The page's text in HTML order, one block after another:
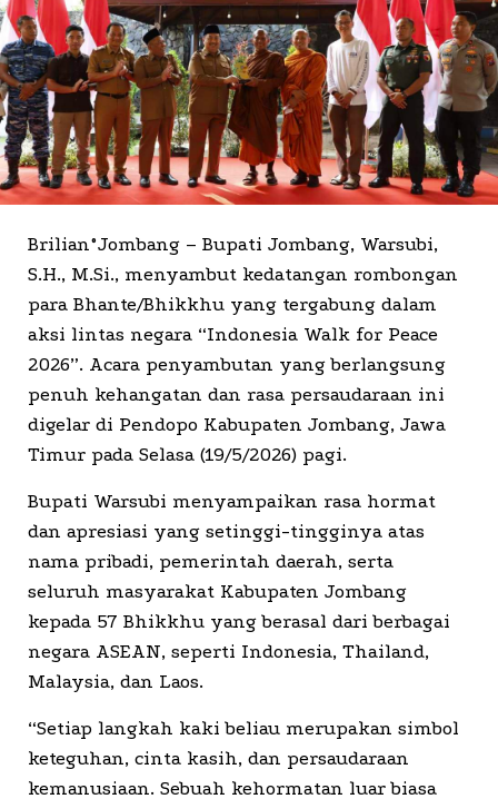
Brilian°Jombang – Bupati Jombang, Warsubi,
S.H., M.Si., menyambut kedatangan rombongan
para Bhante/Bhikkhu yang tergabung dalam
aksi lintas negara “Indonesia Walk for Peace
2026”. Acara penyambutan yang berlangsung
penuh kehangatan dan rasa persaudaraan ini
digelar di Pendopo Kabupaten Jombang, Jawa
Timur pada Selasa (19/5/2026) pagi.
Bupati Warsubi menyampaikan rasa hormat
dan apresiasi yang setinggi-tingginya atas
nama pribadi, pemerintah daerah, serta
seluruh masyarakat Kabupaten Jombang
kepada 57 Bhikkhu yang berasal dari berbagai
negara ASEAN, seperti Indonesia, Thailand,
Malaysia, dan Laos.
“Setiap langkah kaki beliau merupakan simbol
keteguhan, cinta kasih, dan persaudaraan
kemanusiaan. Sebuah kehormatan luar biasa